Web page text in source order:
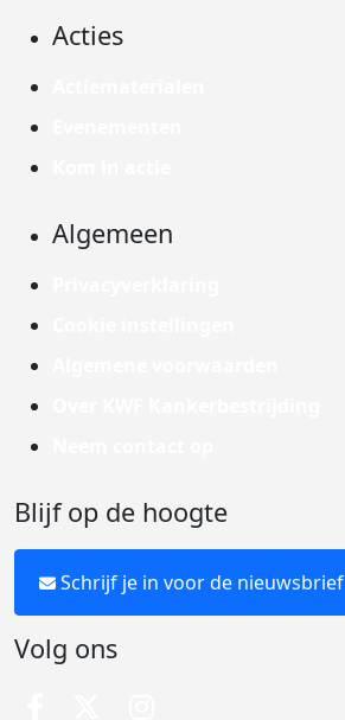
Acties
Algemeen
Blijf op de hoogte
Schrijf je in voor de nieuwsbrief
Volg ons